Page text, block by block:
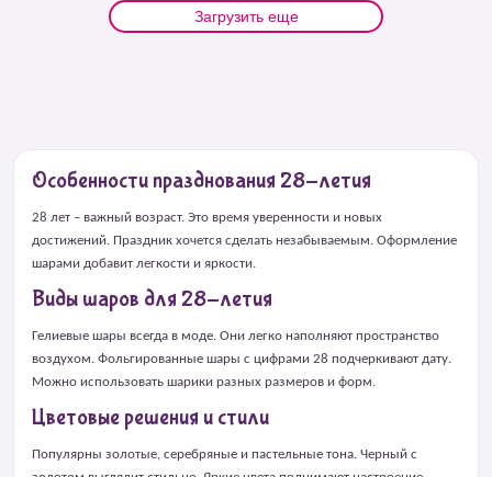
Загрузить еще
Особенности празднования 28-летия
28 лет – важный возраст. Это время уверенности и новых
достижений. Праздник хочется сделать незабываемым. Оформление
шарами добавит легкости и яркости.
Виды шаров для 28-летия
Гелиевые шары всегда в моде. Они легко наполняют пространство
воздухом. Фольгированные шары с цифрами 28 подчеркивают дату.
Можно использовать шарики разных размеров и форм.
Цветовые решения и стили
Популярны золотые, серебряные и пастельные тона. Черный с